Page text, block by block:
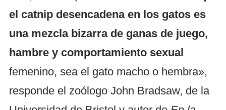
el catnip desencadena en los gatos es
una mezcla bizarra de ganas de juego,
hambre y comportamiento sexual
femenino, sea el gato macho o hembra»,
responde el zoólogo John Bradsaw, de la